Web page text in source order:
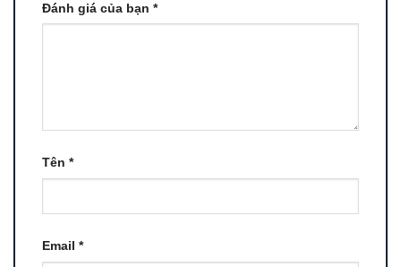
Đánh giá của bạn *
Tên *
Email *